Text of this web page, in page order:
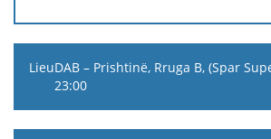
DAB – Prishtinë, Rruga B, (Spar
23:00